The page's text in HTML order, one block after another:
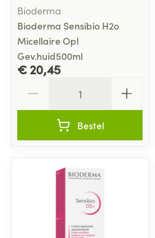
Bioderma
Bioderma Sensibio H2o
Micellaire Opl
Gev.huid500ml
€ 20,45
Bestel